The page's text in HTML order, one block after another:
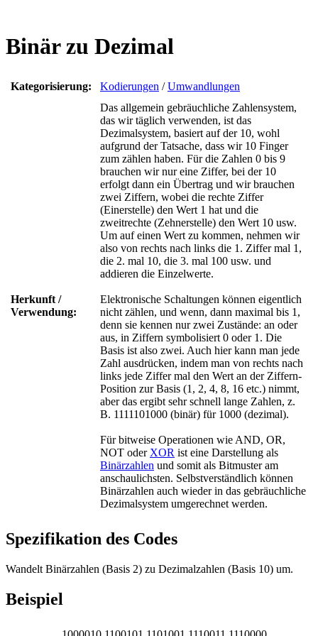
Binär zu Dezimal
Kategorisierung: Kodierungen /Umwandlungen
Herkunft /
Verwendung:
Das allgemein gebräuchliche Zahlensystem,
das wir täglich verwenden, ist das
Dezimalsystem, basiert auf der 10, wohl
aufgrund der Tatsache, dass wir 10 Finger
zum zählen haben. Für die Zahlen 0 bis 9
brauchen wir nur eine Ziffer, bei der 10
erfolgt dann ein Übertrag und wir brauchen
zwei Ziffern, wobei die rechte Ziffer
(Einerstelle) den Wert 1 hat und die
zweitrechte (Zehnerstelle) den Wert 10 usw.
Um auf einen Wert zu kommen, nehmen wir
also von rechts nach links die 1. Ziffer mal 1,
die 2. mal 10, die 3. mal 100 usw. und
addieren die Einzelwerte.
Elektronische Schaltungen können eigentlich
nicht zählen, und wenn, dann maximal bis 1,
denn sie kennen nur zwei Zustände: an oder
aus, in Ziffern symbolisiert 0 oder 1. Die
Basis ist also zwei. Auch hier kann man jede
Zahl ausdrücken, indem man von rechts nach
links jede Ziffer mal den Wert an der Ziffern-
Position zur Basis (1, 2, 4, 8, 16 etc.) nimmt,
aber das ergibt sehr schnell lange Zahlen, z.
B. 1111101000 (binär) für 1000 (dezimal).
Für bitweise Operationen wie AND, OR,
NOT oder XOR ist eine Darstellung als
Binärzahlen und somit als Bitmuster am
anschaulichsten. Selbstverständlich können
Binärzahlen auch wieder in das gebräuchliche
Dezimalsystem umgerechnet werden.
Spezifikation des Codes
Wandelt Binärzahlen (Basis 2) zu Dezimalzahlen (Basis 10) um.
Beispiel